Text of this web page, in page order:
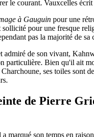
le courant. Vauxcelles
à Gauguin pour une
sollicité pour une fresque
pas la majorité de sa
admiré de son vivant,
particulière. Bien qu'il ait
ses toiles sont
de Pierre
marqué son temps en